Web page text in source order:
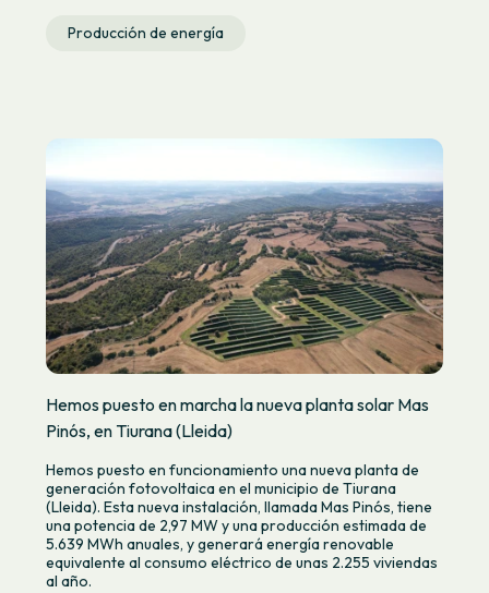
Producción de energía
Hemos puesto en marcha la nueva planta solar Mas
Pinós, en Tiurana (Lleida)
Hemos puesto en funcionamiento una nueva planta de
generación fotovoltaica en el municipio de Tiurana
(Lleida). Esta nueva instalación, llamada Mas Pinós, tiene
una potencia de 2,97 MW y una producción estimada de
5.639 MWh anuales, y generará energía renovable
equivalente al consumo eléctrico de unas 2.255 viviendas
al año.